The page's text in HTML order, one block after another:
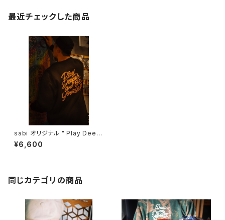
最近チェックした商品
sabi オリジナル " Play Deep
er and Be Yourself " スウェ
ット
¥6,600
同じカテゴリの商品